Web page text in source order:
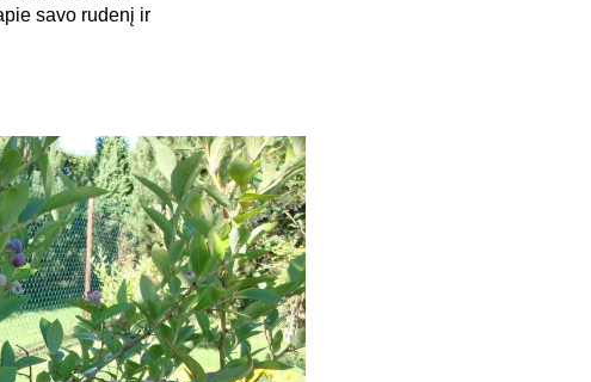
savo rudenį ir